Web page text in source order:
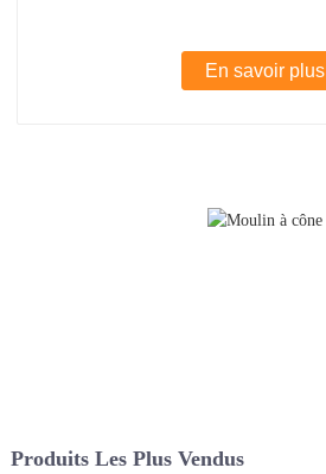
En savoir plus
Produits Les Plus Vendus